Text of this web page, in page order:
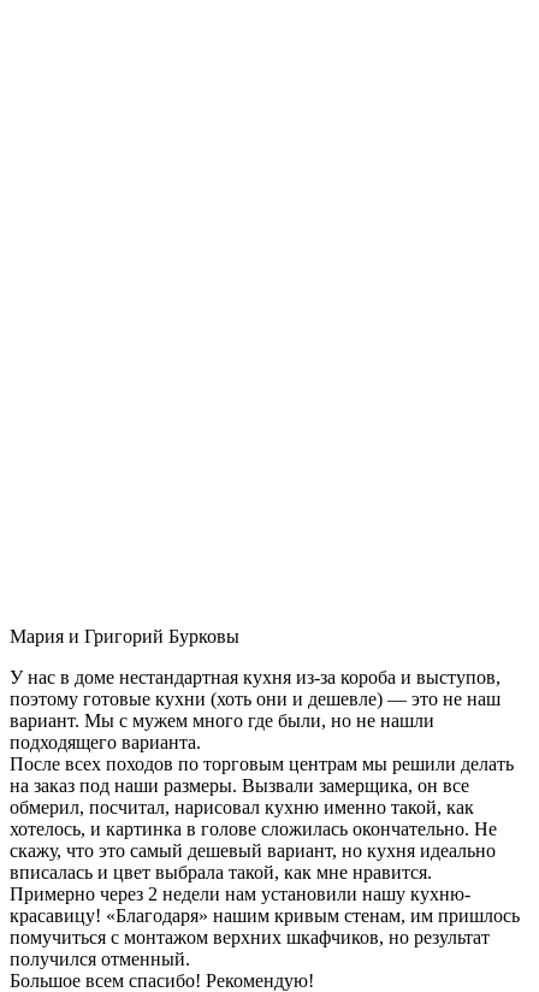
Мария и Григорий Бурковы
У нас в доме нестандартная кухня из-за короба и выступов,
поэтому готовые кухни (хоть они и дешевле) — это не наш
вариант. Мы с мужем много где были, но не нашли
подходящего варианта.
После всех походов по торговым центрам мы решили делать
на заказ под наши размеры. Вызвали замерщика, он все
обмерил, посчитал, нарисовал кухню именно такой, как
хотелось, и картинка в голове сложилась окончательно. Не
скажу, что это самый дешевый вариант, но кухня идеально
вписалась и цвет выбрала такой, как мне нравится.
Примерно через 2 недели нам установили нашу кухню-
красавицу! «Благодаря» нашим кривым стенам, им пришлось
помучиться с монтажом верхних шкафчиков, но результат
получился отменный.
Большое всем спасибо! Рекомендую!